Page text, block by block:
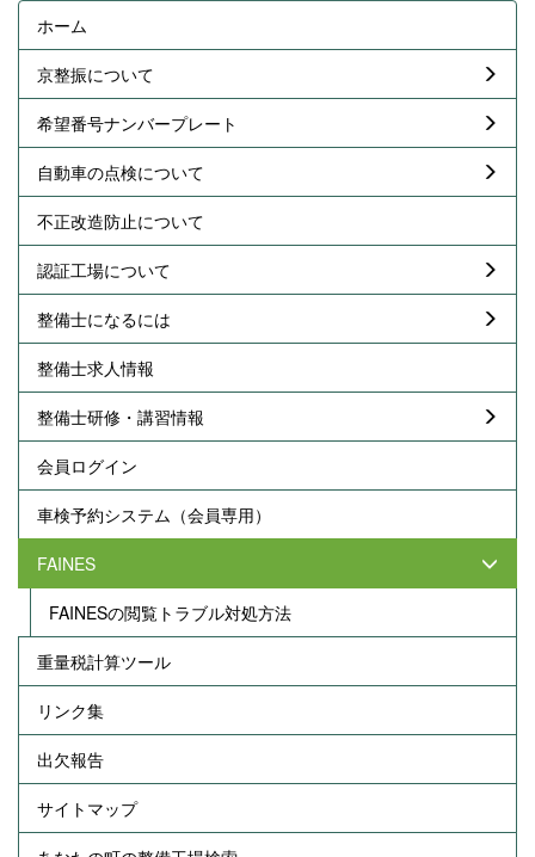
ホーム
京整振について
希望番号ナンバープレート
自動車の点検について
不正改造防止について
認証工場について
整備士になるには
整備士求人情報
整備士研修・講習情報
会員ログイン
車検予約システム（会員専用）
FAINES
FAINESの閲覧トラブル対処方法
重量税計算ツール
リンク集
出欠報告
サイトマップ